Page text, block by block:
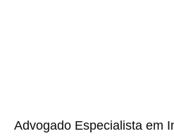
Advogado Especialista em